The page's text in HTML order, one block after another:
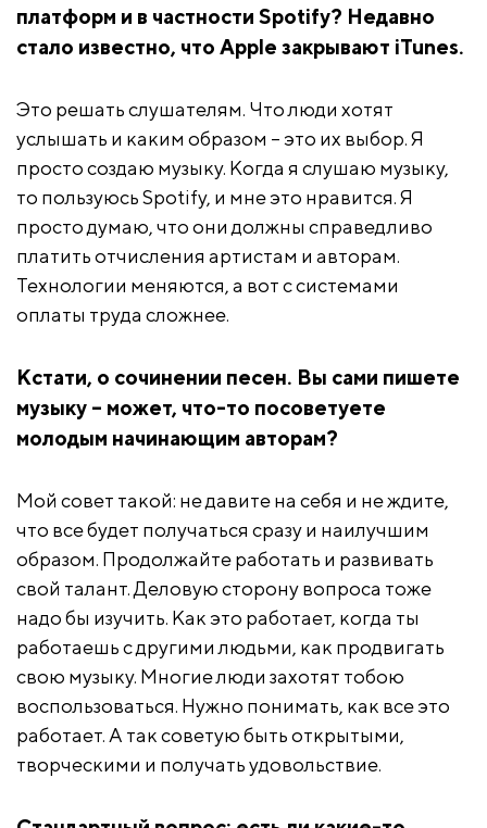
платформ и в частности Spotify? Недавно
стало известно, что Apple закрывают iTunes.
Это решать слушателям. Что люди хотят
услышать и каким образом – это их выбор. Я
просто создаю музыку. Когда я слушаю музыку,
то пользуюсь Spotify, и мне это нравится. Я
просто думаю, что они должны справедливо
платить отчисления артистам и авторам.
Технологии меняются, а вот с системами
оплаты труда сложнее.
Кстати, о сочинении песен. Вы сами пишете
музыку – может, что-то посоветуете
молодым начинающим авторам?
Мой совет такой: не давите на себя и не ждите,
что все будет получаться сразу и наилучшим
образом. Продолжайте работать и развивать
свой талант. Деловую сторону вопроса тоже
надо бы изучить. Как это работает, когда ты
работаешь с другими людьми, как продвигать
свою музыку. Многие люди захотят тобою
воспользоваться. Нужно понимать, как все это
работает. А так советую быть открытыми,
творческими и получать удовольствие.